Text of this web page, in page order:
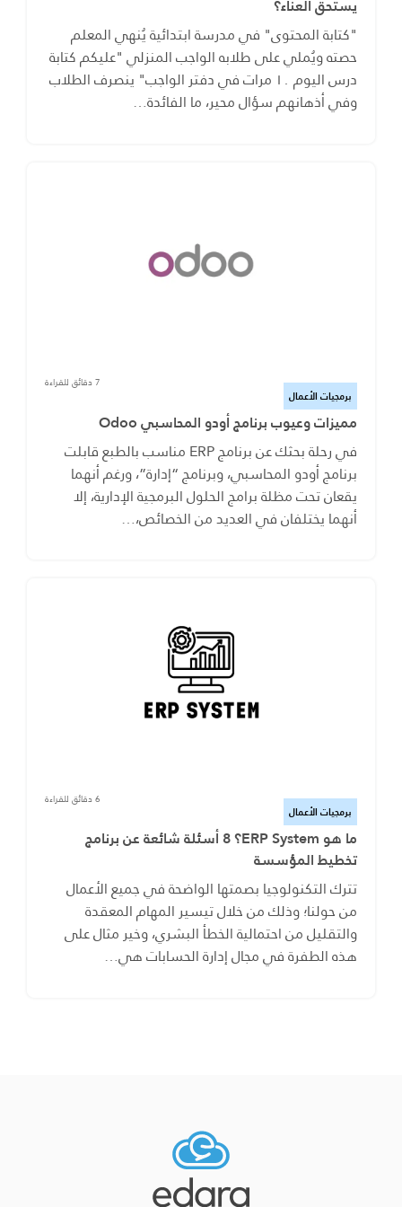
يستحق العناء؟
"كتابة المحتوى" في مدرسة ابتدائية يُنهي المعلم
حصته ويُملي على طلابه الواجب المنزلي "عليكم كتابة
درس اليوم ١٠ مرات في دفتر الواجب" ينصرف الطلاب
وفي أذهانهم سؤال محير، ما الفائدة…
برمجيات الأعمال
7 دقائق للقراءة
مميزات وعيوب برنامج أودو المحاسبي Odoo
في رحلة بحثك عن برنامج ERP مناسب بالطبع قابلت
برنامج أودو المحاسبي، وبرنامج “إدارة”، ورغم أنهما
يقعان تحت مظلة برامج الحلول البرمجية الإدارية، إلا
أنهما يختلفان في العديد من الخصائص،…
برمجيات الأعمال
6 دقائق للقراءة
ما هو ERP System؟ 8 أسئلة شائعة عن برنامج
تخطيط المؤسسة
تترك التكنولوجيا بصمتها الواضحة في جميع الأعمال
من حولنا؛ وذلك من خلال تيسير المهام المعقدة
والتقليل من احتمالية الخطأ البشري، وخير مثال على
هذه الطفرة في مجال إدارة الحسابات هي…